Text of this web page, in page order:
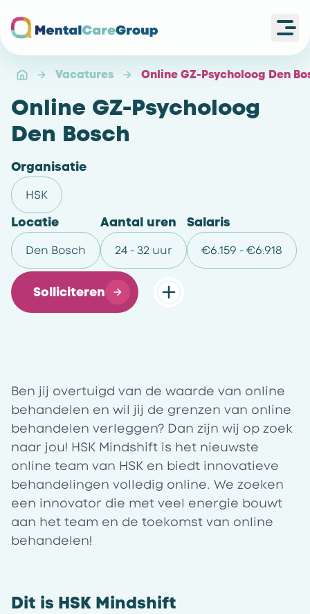
Vacatures Online GZ-Psycholoog Den
Online GZ-Psycholoog
Den Bosch
Organisatie
HSK
Locatie
Den Bosch
Aantal uren
24 - 32 uur
Salaris
€6.159 - €6.918
Solliciteren
Ben jij overtuigd van de waarde van online
behandelen en wil jij de grenzen van online
behandelen verleggen? Dan zijn wij op zoek
naar jou! HSK Mindshift is het nieuwste
online team van HSK en biedt innovatieve
behandelingen volledig online. We zoeken
een innovator die met veel energie bouwt
aan het team en de toekomst van online
behandelen!
Dit is HSK Mindshift